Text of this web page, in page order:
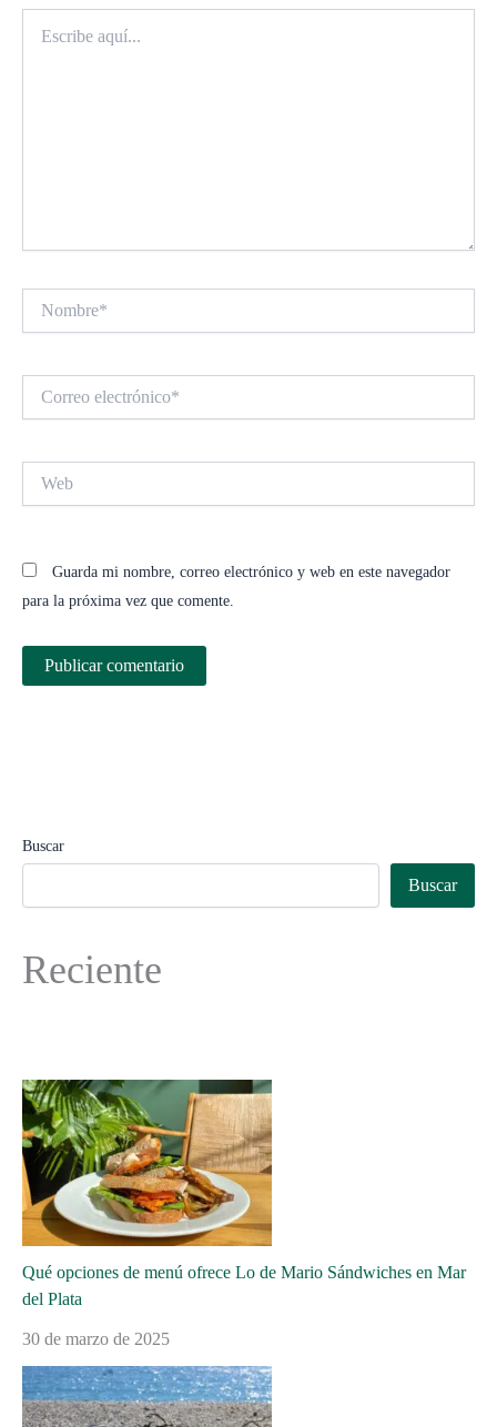
aquí...
electrónico*
Guarda mi nombre, correo electrónico y web en este navegador
para la próxima vez que comente.
Buscar
Buscar
Reciente
Qué opciones de menú ofrece Lo de Mario Sándwiches en Mar
del Plata
30 de marzo de 2025